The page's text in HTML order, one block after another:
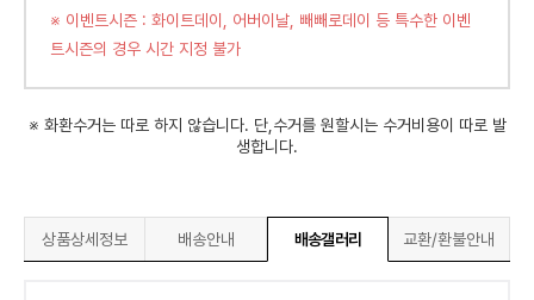
※ 이벤트시즌 : 화이트데이, 어버이날, 빼빼로데이 등 특수한 이벤
트시즌의 경우 시간 지정 불가
※ 화환수거는 따로 하지 않습니다. 단,수거를 원할시는 수거비용이 따로 발
생합니다.
상품상세정보 배송안내 배송갤러리 교환/환불안내